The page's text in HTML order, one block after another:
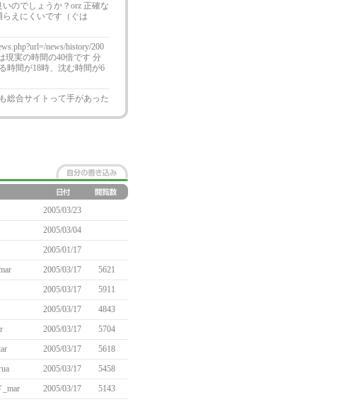
のでしょうか？orz 正確な
えにくいです（ぐは
news/history/200
現実の時間の40倍です 分
時間が18時、沈む時間が6
総合サイトって手があった
2005/03/23
2005/03/04
2005/01/17
2005/03/17
5621
2005/03/17
5911
2005/03/17
4843
2005/03/17
5704
2005/03/17
5618
2005/03/17
5458
_mar 2005/03/17
5143